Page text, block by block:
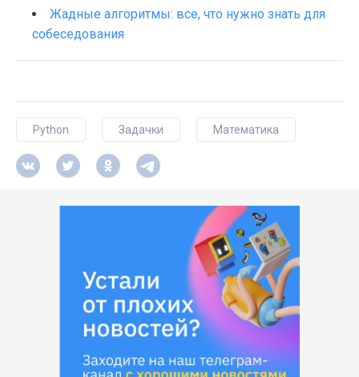
# Ищем выражение, наиболее близкое к
if val in
expr[all_]:
return
f"{expr[all_][val]}
return "Решение не найдено"
6]
print(arithm_expr_target(x, target))
Жадные алгоритмы: все, что нужно знать для
собеседования
Python Задачки Математика